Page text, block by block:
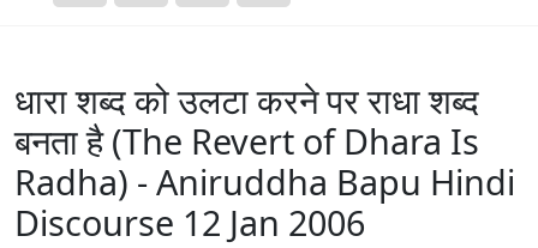
धारा शब्द को उलटा करने पर राधा शब्द
बनता है (The Revert of Dhara Is
Radha) - Aniruddha Bapu Hindi
Discourse 12 Jan 2006